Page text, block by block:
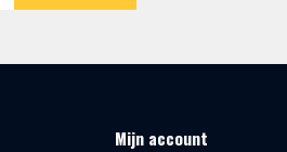
Mijn account